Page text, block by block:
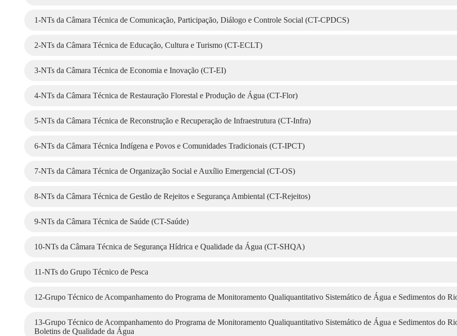
1-NTs da Câmara Técnica de Comunicação, Participação, Diálogo e Controle Social (CT-CPDCS)
2-NTs da Câmara Técnica de Educação, Cultura e Turismo (CT-ECLT)
3-NTs da Câmara Técnica de Economia e Inovação (CT-EI)
4-NTs da Câmara Técnica de Restauração Florestal e Produção de Água (CT-Flor)
5-NTs da Câmara Técnica de Reconstrução e Recuperação de Infraestrutura (CT-Infra)
6-NTs da Câmara Técnica Indígena e Povos e Comunidades Tradicionais (CT-IPCT)
7-NTs da Câmara Técnica de Organização Social e Auxílio Emergencial (CT-OS)
8-NTs da Câmara Técnica de Gestão de Rejeitos e Segurança Ambiental (CT-Rejeitos)
9-NTs da Câmara Técnica de Saúde (CT-Saúde)
10-NTs da Câmara Técnica de Segurança Hídrica e Qualidade da Água (CT-SHQA)
11-NTs do Grupo Técnico de Pesca
12-Grupo Técnico de Acompanhamento do Programa de Monitoramento Qualiquantitativo Sistemático de Água e Sedimentos do
13-Grupo Técnico de Acompanhamento do Programa de Monitoramento Qualiquantitativo Sistemático de Água e Sedimentos do
Boletins de Qualidade da Água